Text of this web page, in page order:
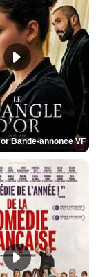
Bande-annonce VF